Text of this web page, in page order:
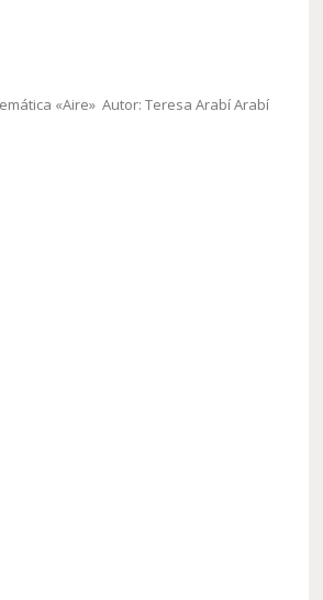
«Aire» Autor: Teresa Arabí Arabí